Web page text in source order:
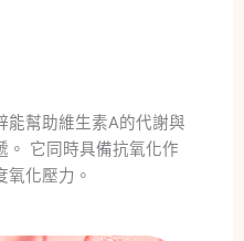
能幫助維生素A的代謝與
。 它同時具備抗氧化作
氧化壓力。